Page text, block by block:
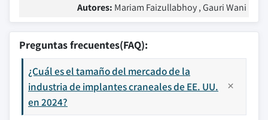
Autores: Mariam Faizullabhoy , Gauri Wani
Preguntas frecuentes(FAQ):
¿Cuál es el tamaño del mercado de la
industria de implantes craneales de EE. UU.
en 2024?